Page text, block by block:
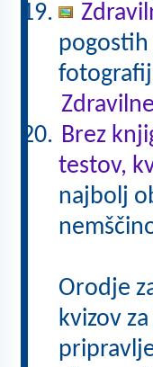
pogostih
Brez
testov,
najbolj
Orodje
kvizov za